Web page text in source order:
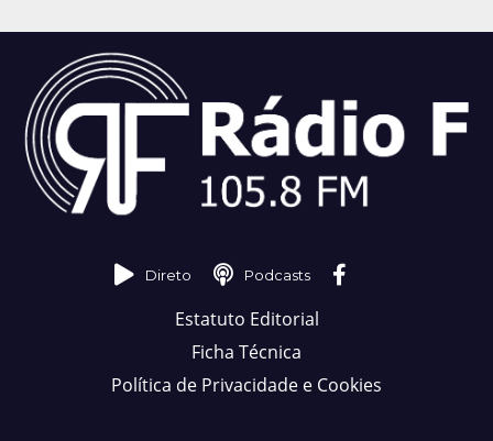
Direto Podcasts
Estatuto Editorial
Ficha Técnica
Política de Privacidade e Cookies